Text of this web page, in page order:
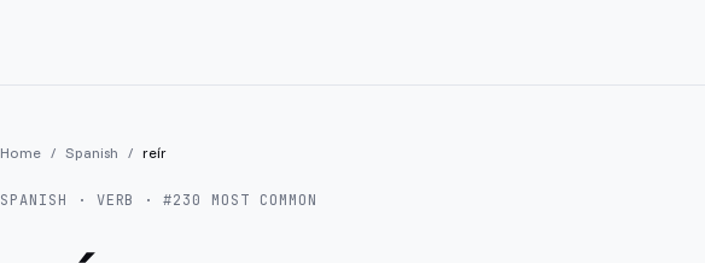
Home / Spanish / reír
SPANISH · VERB · #230 MOST COMMON